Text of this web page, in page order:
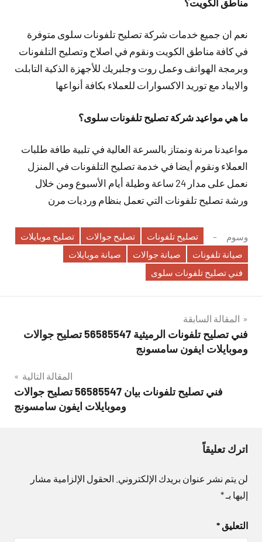
نعم ان جميع خدمات شركة تصليح تلفونات سلوى متوفرة
في كافة مناطق الكويت ونقوم في اصلاح وتصليح التلفونات
وبرمجة الهواتف وعمل روت وجلبريك للأجهزة الذكية التابلت
والايباد مع توريد الاكسوارات للعملاء بكافة أنواعها
ما هي مواعيد شركة تصليح تلفونات سلوى؟
مواعيدنا مرنة ونمتاز بالسرعة العالية في تلبية طافة طلبات
العملاء ونقوم أيضا في خدمة تصليح التلفونات في المنزل
نعمل على مدار 24 ساعة وطيلة أيام الأسبوع ومن خلال
ورشة تصليح تلفونات التي تعمل بنظام ورديات مرن
وسوم تصليح تلفونات تصليح جوالات
تصليح موبايلات
صيانة تلفونات
صيانة جوالات
صيانة موبايلات
فني تصليح تلفونات سلوى
تصفّح
المقالات
المقالة السابقة
فني تصليح تلفونات الرميثية 56585547 تصليح جوالات
وموبايلات ايفون سامسونج
المقالة التالية
فني تصليح تلفونات بيان 56585547 تصليح جوالات
وموبايلات ايفون سامسونج
اترك تعليقاً
لن يتم نشر عنوان بريدك الإلكتروني. الحقول الإلزامية مشار
إليها بـ*
التعليق *